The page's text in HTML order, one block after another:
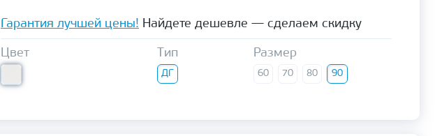
Гарантия лучшей цены! Найдете дешевле — сделаем скидку
Цвет Тип
ДГ
Размер
60 70 80 90